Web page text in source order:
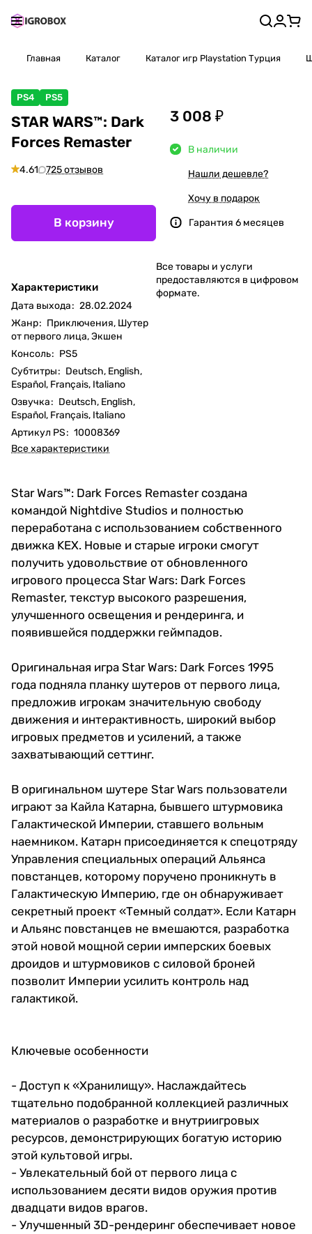
Главная Каталог Каталог игр Playstation Турция
PS4 PS5
STAR WARS™: Dark
Forces Remaster
4.61 725 отзывов
В корзину
Характеристики
Дата выхода: 28.02.2024
Жанр: Приключения, Шутер
от первого лица, Экшен
Консоль: PS5
Субтитры: Deutsch, English,
Español, Français, Italiano
Озвучка: Deutsch, English,
Español, Français, Italiano
Артикул PS: 10008369
Все характеристики
3 008 ₽
В наличии
Нашли дешевле?
Хочу в подарок
Гарантия 6 месяцев
Все товары и услуги
предоставляются в цифровом
формате.
Star Wars™: Dark Forces Remaster создана
командой Nightdive Studios и полностью
переработана с использованием собственного
движка KEX. Новые и старые игроки смогут
получить удовольствие от обновленного
игрового процесса Star Wars: Dark Forces
Remaster, текстур высокого разрешения,
улучшенного освещения и рендеринга, и
появившейся поддержки геймпадов.
Оригинальная игра Star Wars: Dark Forces 1995
года подняла планку шутеров от первого лица,
предложив игрокам значительную свободу
движения и интерактивность, широкий выбор
игровых предметов и усилений, а также
захватывающий сеттинг.
В оригинальном шутере Star Wars пользователи
играют за Кайла Катарна, бывшего штурмовика
Галактической Империи, ставшего вольным
наемником. Катарн присоединяется к спецотряду
Управления специальных операций Альянса
повстанцев, которому поручено проникнуть в
Галактическую Империю, где он обнаруживает
секретный проект «Темный солдат». Если Катарн
и Альянс повстанцев не вмешаются, разработка
этой новой мощной серии имперских боевых
дроидов и штурмовиков с силовой броней
позволит Империи усилить контроль над
галактикой.
Ключевые особенности
- Доступ к «Хранилищу». Наслаждайтесь
тщательно подобранной коллекцией различных
материалов о разработке и внутриигровых
ресурсов, демонстрирующих богатую историю
этой культовой игры.
- Увлекательный бой от первого лица с
использованием десяти видов оружия против
двадцати видов врагов.
- Улучшенный 3D-рендеринг обеспечивает новое